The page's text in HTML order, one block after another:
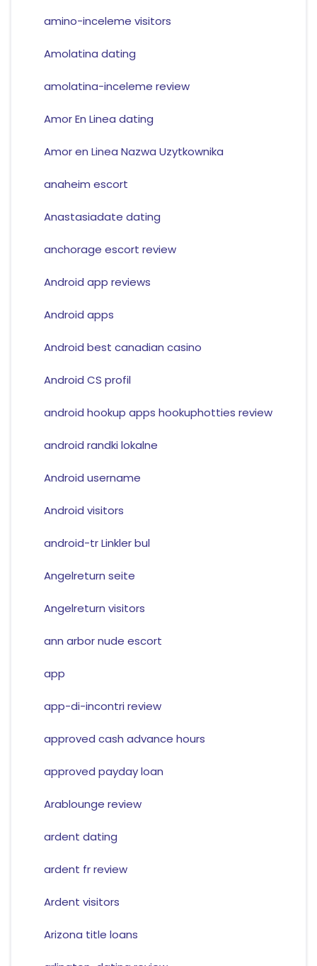
amino-inceleme visitors
Amolatina dating
amolatina-inceleme review
Amor En Linea dating
Amor en Linea Nazwa Uzytkownika
anaheim escort
Anastasiadate dating
anchorage escort review
Android app reviews
Android apps
Android best canadian casino
Android CS profil
android hookup apps hookuphotties review
android randki lokalne
Android username
Android visitors
android-tr Linkler bul
Angelreturn seite
Angelreturn visitors
ann arbor nude escort
app
app-di-incontri review
approved cash advance hours
approved payday loan
Arablounge review
ardent dating
ardent fr review
Ardent visitors
Arizona title loans